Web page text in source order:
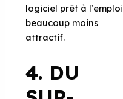
logiciel prêt à l’emploi
beaucoup moins
attractif.
4. DU